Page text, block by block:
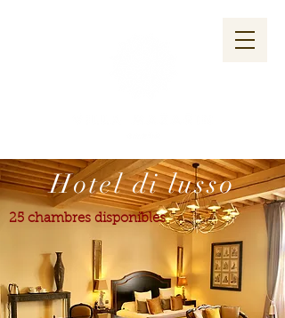
Hotel di lusso
25 chambres disponibles